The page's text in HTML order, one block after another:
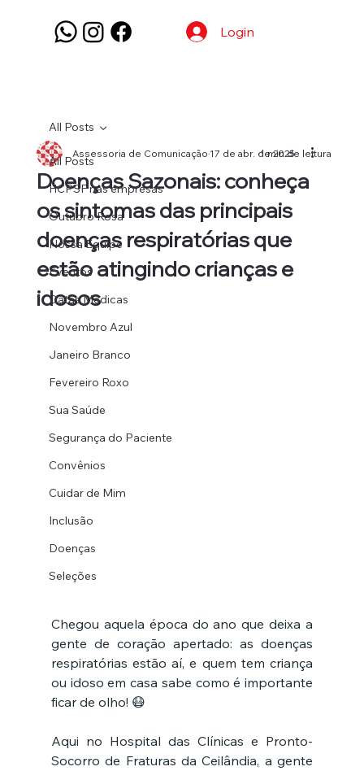
Login
All Posts
HCPSF nas empresas
Outubro Rosa
Nossa Equipe
Eventos
Datas Médicas
Novembro Azul
Janeiro Branco
Fevereiro Roxo
Sua Saúde
Segurança do Paciente
Convênios
Cuidar de Mim
Inclusão
Doenças
Seleções
All Posts
Doenças Sazonais: conheça
os sintomas das principais
doenças respiratórias que
estão atingindo crianças e
idosos
Assessoria de Comunicação17 de abr. de 20251 min de leitura
Chegou aquela época do ano que deixa a
gente de coração apertado: as doenças
respiratórias estão aí, e quem tem criança
ou idoso em casa sabe como é importante
ficar de olho! 😷
Aqui no Hospital das Clínicas e Pronto-
Socorro de Fraturas da Ceilândia, a gente